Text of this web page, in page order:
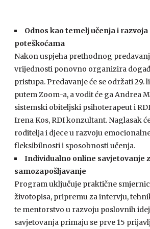
Odnos kao temelj učenja i razvoja
poteškoćama
Nakon uspjeha prethodnog
vrijednosti ponovno organizira
pristupa. Predavanje će se održati 29.
putem Zoom-a, a vodit će ga Andrea
sistemski obiteljski psihoterapeut i
Irena Kos, RDI konzultant. Naglasak
roditelja i djece u razvoju
fleksibilnosti i sposobnosti učenja.
Individualno online savjetovanje
samozapošljavanje
Program uključuje praktične
životopisa, pripremu za intervju,
te mentorstvo u razvoju poslovnih
savjetovanja primaju se prve 15